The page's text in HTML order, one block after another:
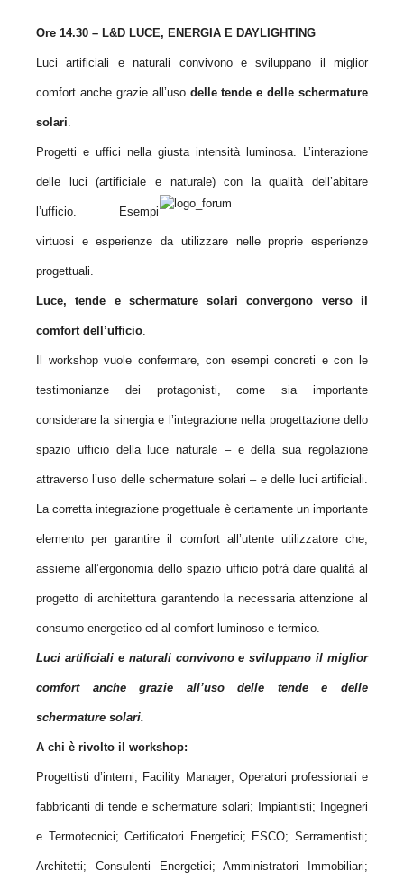
Ore 14.30 – L&D LUCE, ENERGIA E DAYLIGHTING
Luci artificiali e naturali convivono e sviluppano il miglior
comfort anche grazie all’uso delle tende e delle schermature
solari
Progetti e uffici nella giusta intensità luminosa. L’interazione
delle luci (artificiale e naturale) con la qualità dell’abitare
l’ufficio. Esempi
virtuosi e esperienze da utilizzare nelle proprie esperienze
progettuali.
Luce, tende e schermature solari convergono verso il
comfort dell’ufficio
Il workshop vuole confermare, con esempi concreti e con le
testimonianze dei protagonisti, come sia importante
considerare la sinergia e l’integrazione nella progettazione dello
spazio ufficio della luce naturale – e della sua regolazione
attraverso l’uso delle schermature solari – e delle luci artificiali.
La corretta integrazione progettuale è certamente un importante
elemento per garantire il comfort all’utente utilizzatore che,
assieme all’ergonomia dello spazio ufficio potrà dare qualità al
progetto di architettura garantendo la necessaria attenzione al
consumo energetico ed al comfort luminoso e termico.
Luci artificiali e naturali convivono e sviluppano il miglior
comfort anche grazie all’uso delle tende e delle
schermature solari.
A chi è rivolto il workshop:
Progettisti d’interni; Facility Manager; Operatori professionali e
fabbricanti di tende e schermature solari; Impiantisti; Ingegneri
e Termotecnici; Certificatori Energetici; ESCO; Serramentisti;
Architetti; Consulenti Energetici; Amministratori Immobiliari;